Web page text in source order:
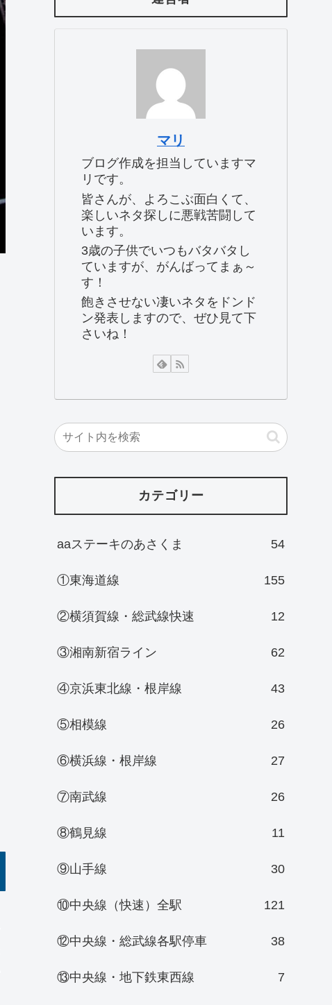
マリ
ブログ作成を担当していますマ
リです。
皆さんが、よろこぶ面白くて、
楽しいネタ探しに悪戦苦闘して
います。
3歳の子供でいつもバタバタし
ていますが、がんばってまぁ～
す！
飽きさせない凄いネタをドンド
ン発表しますので、ぜひ見て下
さいね！
カテゴリー
aaステーキのあさくま 54
①東海道線 155
②横須賀線・総武線快速 12
③湘南新宿ライン 62
④京浜東北線・根岸線 43
⑤相模線 26
⑥横浜線・根岸線 27
⑦南武線 26
⑧鶴見線 11
⑨山手線 30
⑩中央線（快速）全駅 121
⑫中央線・総武線各駅停車 38
⑬中央線・地下鉄東西線 7